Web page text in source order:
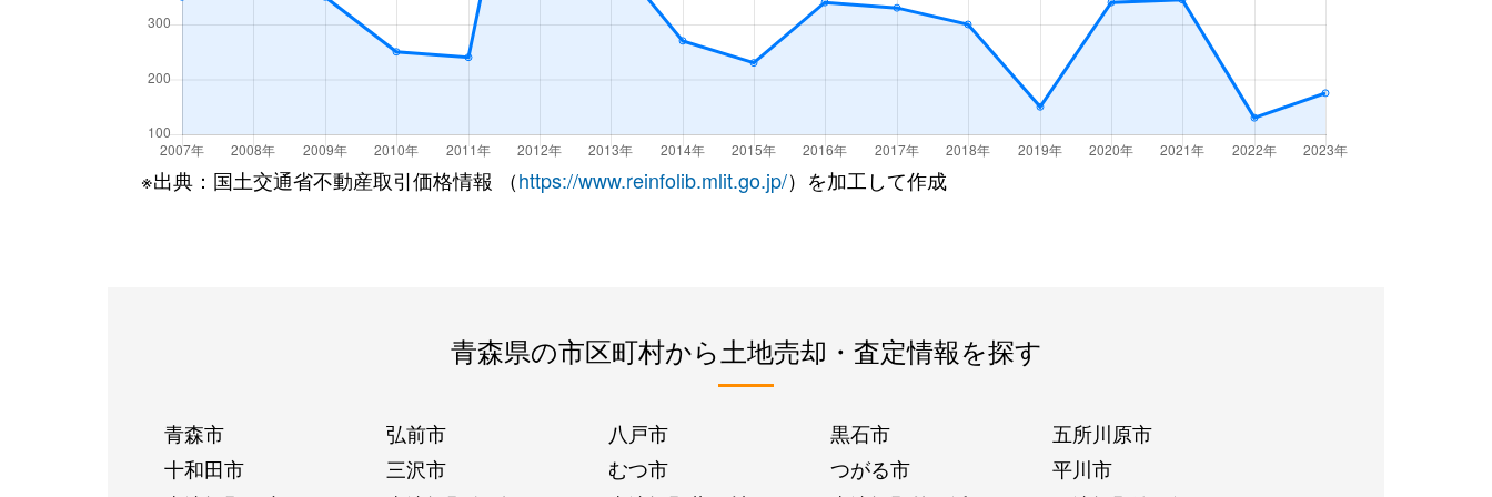
※出典：国土交通省不動産取引価格情報 （https://www.reinfolib.mlit.go.jp/）を加工して作成
青森県の市区町村から土地売却・査定情報を探す
青森市 弘前市 八戸市 黒石市
五所川原市
十和田市
三沢市 むつ市 つがる市
平川市